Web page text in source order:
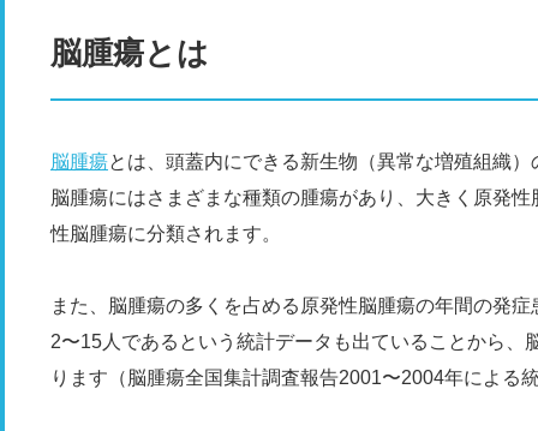
脳腫瘍とは
脳腫瘍とは、頭蓋内にできる新生物（異常な増殖組織
脳腫瘍にはさまざまな種類の腫瘍があり、大きく原発性
性脳腫瘍に分類されます。
また、脳腫瘍の多くを占める原発性脳腫瘍の年間の発
2〜15人であるという統計データも出ていることから、
ります（脳腫瘍全国集計調査報告2001〜2004年による